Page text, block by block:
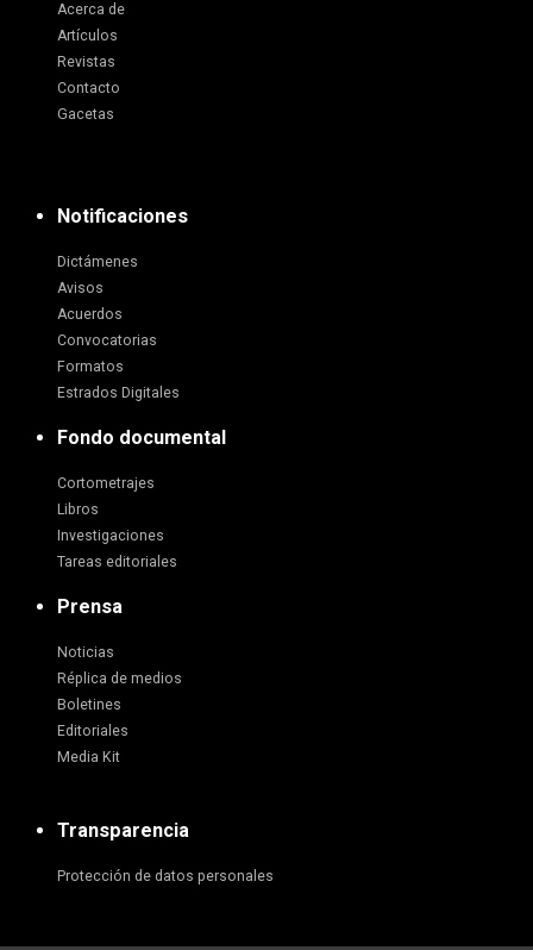
Acerca de
Artículos
Revistas
Contacto
Gacetas
Notificaciones
Dictámenes
Avisos
Acuerdos
Convocatorias
Formatos
Estrados Digitales
Fondo documental
Cortometrajes
Libros
Investigaciones
Tareas editoriales
Prensa
Noticias
Réplica de medios
Boletines
Editoriales
Media Kit
Transparencia
Protección de datos personales